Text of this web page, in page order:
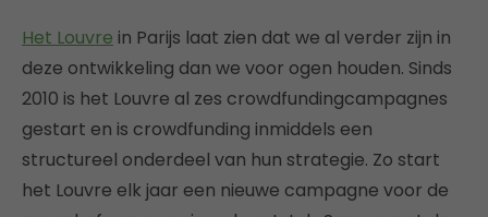
Het Louvre in Parijs laat zien dat we al verder zijn in
deze ontwikkeling dan we voor ogen houden. Sinds
2010 is het Louvre al zes crowdfundingcampagnes
gestart en is crowdfunding inmiddels een
structureel onderdeel van hun strategie. Zo start
het Louvre elk jaar een nieuwe campagne voor de